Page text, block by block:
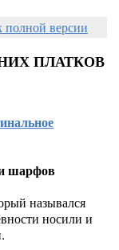
полной версии
ПЛАТКОВ
шарфов
назывался
носили и